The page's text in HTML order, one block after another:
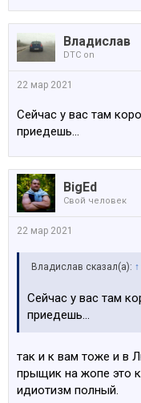
Владислав
DTC on
22 мар 2021
Сейчас у вас там
приедешь...
BigEd
Свой человек
22 мар 2021
Владислав сказал(а): ↑
Сейчас у вас там
приедешь...
так и к вам тоже и в
прыщик на жопе это
идиотизм полный.